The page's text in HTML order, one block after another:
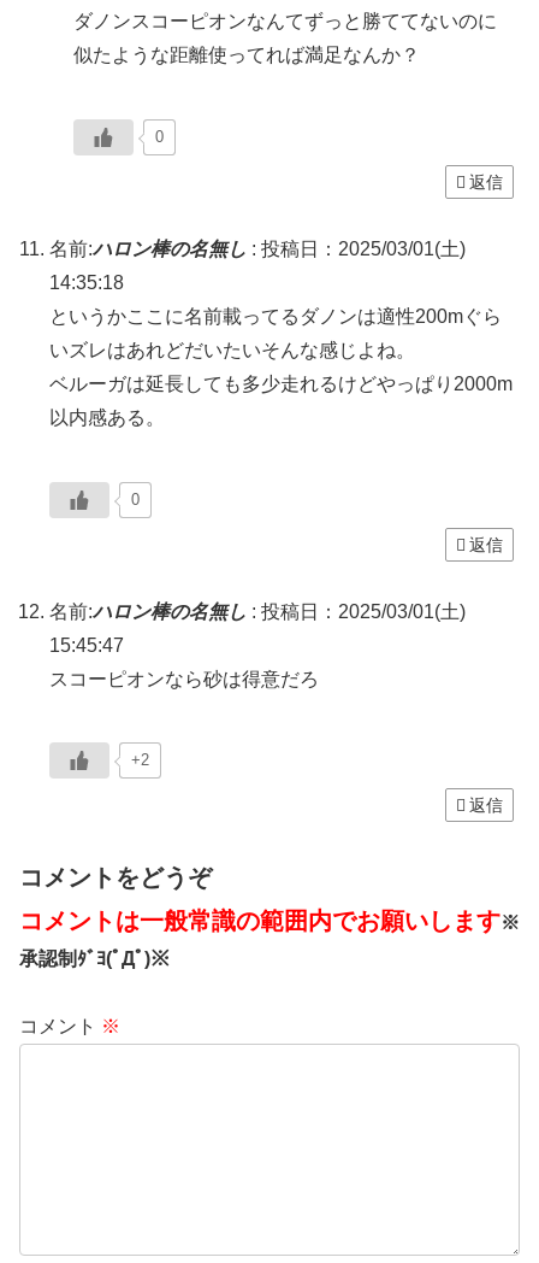
ダノンスコーピオンなんてずっと勝ててないのに
似たような距離使ってれば満足なんか？
0
返信
名前:ハロン棒の名無し : 投稿日：2025/03/01(土)
14:35:18
というかここに名前載ってるダノンは適性200mぐら
いズレはあれどだいたいそんな感じよね。
ベルーガは延長しても多少走れるけどやっぱり2000m
以内感ある。
0
返信
名前:ハロン棒の名無し : 投稿日：2025/03/01(土)
15:45:47
スコーピオンなら砂は得意だろ
+2
返信
コメントをどうぞ
コメントは一般常識の範囲内でお願いします※
承認制ﾀﾞﾖ(ﾟДﾟ)※
コメント ※